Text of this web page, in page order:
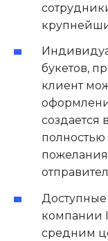
букетов,
клиент
создается
полностью
компании
средним